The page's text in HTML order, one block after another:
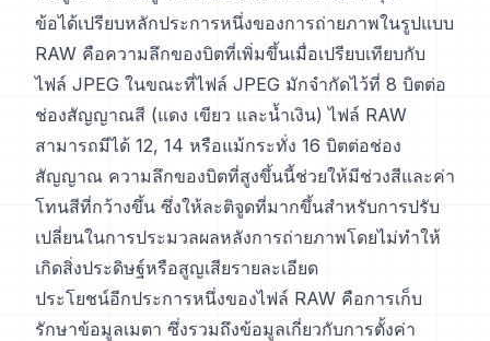
ข้อได้เปรียบหลักประการหนึ่งของการถ่ายภาพในรูปแบบ
RAW คือความลึกของบิตที่เพิ่มขึ้นเมื่อเปรียบเทียบกับ
ไฟล์ JPEG ในขณะที่ไฟล์ JPEG มักจำกัดไว้ที่ 8 บิตต่อ
ช่องสัญญาณสี (แดง เขียว และน้ำเงิน) ไฟล์ RAW
สามารถมีได้ 12, 14 หรือแม้กระทั่ง 16 บิตต่อช่อง
สัญญาณ ความลึกของบิตที่สูงขึ้นนี้ช่วยให้มีช่วงสีและค่า
โทนสีที่กว้างขึ้น ซึ่งให้ละติจูดที่มากขึ้นสำหรับการปรับ
เปลี่ยนในการประมวลผลหลังการถ่ายภาพโดยไม่ทำให้
เกิดสิ่งประดิษฐ์หรือสูญเสียรายละเอียด
ประโยชน์อีกประการหนึ่งของไฟล์ RAW คือการเก็บ
รักษาข้อมูลเมตา ซึ่งรวมถึงข้อมูลเกี่ยวกับการตั้งค่า